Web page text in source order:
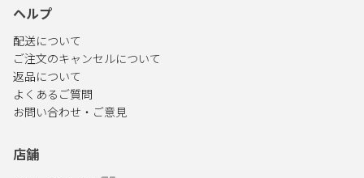
ヘルプ
配送について
ご注文のキャンセルについて
返品について
よくあるご質問
お問い合わせ・ご意見
店舗